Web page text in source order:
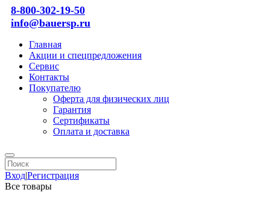
8-800-302-19-50
info@bauersp.ru
Главная
Акции и спецпредложения
Сервис
Контакты
Покупателю
Оферта для физических лиц
Гарантия
Сертификаты
Оплата и доставка
Вход|Регистрация
Все товары